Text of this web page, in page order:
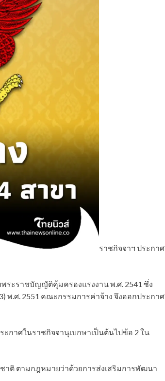
ราชกิจจาฯ ประกาศ
ระราชบัญญัติคุ้มครองแรงงาน พ.ศ. 2541 ซึ่ง
.ศ. 2551 คณะกรรมการค่าจ้าง จึงออกประกาศ
กาศในราชกิจจานุเบกษาเป็นต้นไปข้อ 2 ใน
าติ ตามกฎหมายว่าด้วยการส่งเสริมการพัฒนา